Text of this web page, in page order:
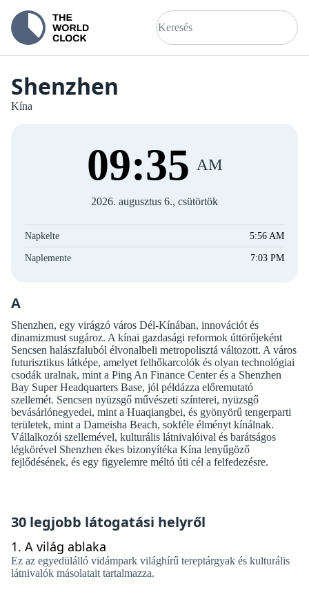
Shenzhen
Kína
09:35 AM
2026. augusztus 6., csütörtök
Napkelte 5:56 AM
Naplemente 7:03 PM
A
Shenzhen, egy virágzó város Dél-Kínában, innovációt és
dinamizmust sugároz. A kínai gazdasági reformok úttörőjeként
Sencsen halászfaluból élvonalbeli metropolisztá változott. A város
futurisztikus látképe, amelyet felhőkarcolók és olyan technológiai
csodák uralnak, mint a Ping An Finance Center és a Shenzhen
Bay Super Headquarters Base, jól példázza előremutató
szellemét. Sencsen nyüzsgő művészeti színterei, nyüzsgő
bevásárlónegyedei, mint a Huaqiangbei, és gyönyörű tengerparti
területek, mint a Dameisha Beach, sokféle élményt kínálnak.
Vállalkozói szellemével, kulturális látnivalóival és barátságos
légkörével Shenzhen ékes bizonyítéka Kína lenyűgöző
fejlődésének, és egy figyelemre méltó úti cél a felfedezésre.
30 legjobb látogatási helyről
1. A világ ablaka
Ez az egyedülálló vidámpark világhírű tereptárgyak és kulturális
látnivalók másolatait tartalmazza.